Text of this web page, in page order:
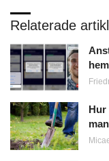
Relaterade
Hur